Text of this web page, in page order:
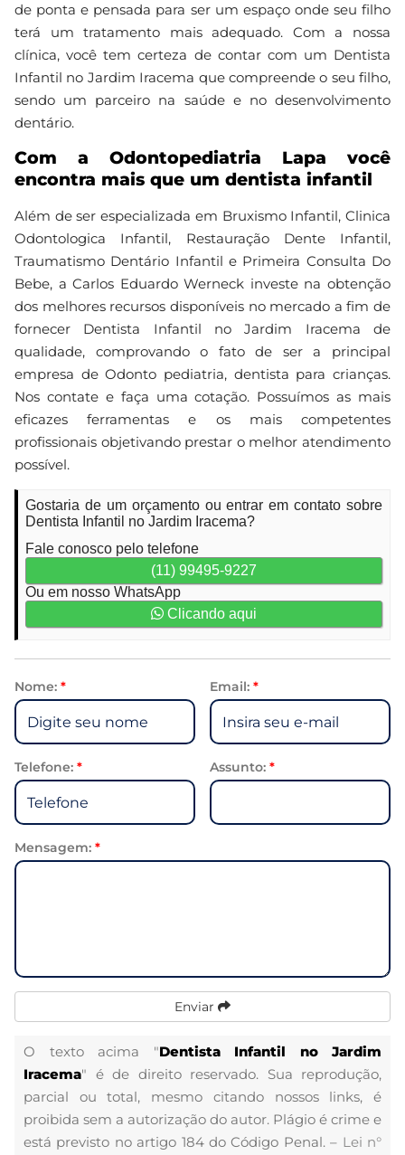
de ponta e pensada para ser um espaço onde seu filho
terá um tratamento mais adequado. Com a nossa
clínica, você tem certeza de contar com um Dentista
Infantil no Jardim Iracema que compreende o seu filho,
sendo um parceiro na saúde e no desenvolvimento
dentário.
Com a Odontopediatria Lapa você
encontra mais que um dentista infantil
Além de ser especializada em Bruxismo Infantil, Clinica
Odontologica Infantil, Restauração Dente Infantil,
Traumatismo Dentário Infantil e Primeira Consulta Do
Bebe, a Carlos Eduardo Werneck investe na obtenção
dos melhores recursos disponíveis no mercado a fim de
fornecer Dentista Infantil no Jardim Iracema de
qualidade, comprovando o fato de ser a principal
empresa de Odonto pediatria, dentista para crianças.
Nos contate e faça uma cotação. Possuímos as mais
eficazes ferramentas e os mais competentes
profissionais objetivando prestar o melhor atendimento
possível.
Gostaria de um orçamento ou entrar em contato sobre
Dentista Infantil no Jardim Iracema?
Fale conosco pelo telefone
(11) 99495-9227
Ou em nosso WhatsApp
Clicando aqui
Nome: * Email: *
Telefone: * Assunto: *
Mensagem: *
Enviar
O texto acima "Dentista Infantil no Jardim
Iracema" é de direito reservado. Sua reprodução,
parcial ou total, mesmo citando nossos links, é
proibida sem a autorização do autor. Plágio é crime e
está previsto no artigo 184 do Código Penal. – Lei n°